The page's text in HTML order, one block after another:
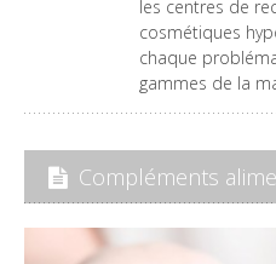
les centres de
cosmétiques
chaque
gammes de la
Compléments